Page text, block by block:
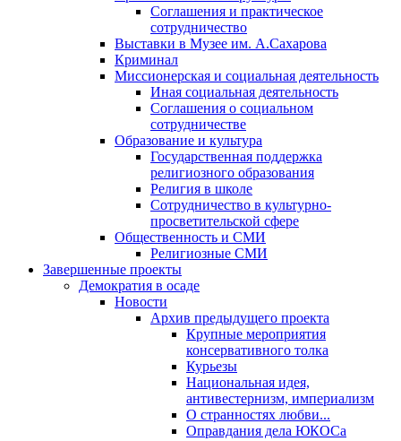
Соглашения и практическое
сотрудничество
Выставки в Музее им. А.Сахарова
Криминал
Миссионерская и социальная деятельность
Иная социальная деятельность
Соглашения о социальном
сотрудничестве
Образование и культура
Государственная поддержка
религиозного образования
Религия в школе
Сотрудничество в культурно-
просветительской сфере
Общественность и СМИ
Религиозные СМИ
Завершенные проекты
Демократия в осаде
Новости
Архив предыдущего проекта
Крупные мероприятия
консервативного толка
Курьезы
Национальная идея,
антивестернизм, империализм
О странностях любви...
Оправдания дела ЮКОСа